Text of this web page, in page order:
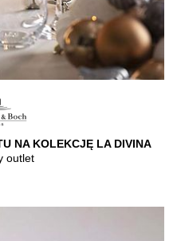
NA KOLEKCJĘ LA DIVINA
outlet